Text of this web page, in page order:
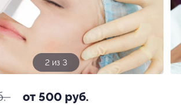
3 из 3
от 500 руб.